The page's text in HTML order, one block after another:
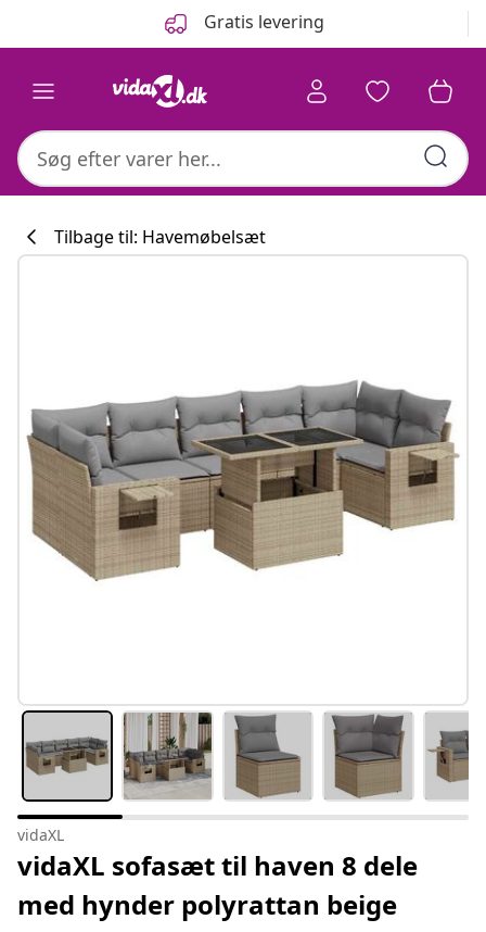
Gratis levering
#sharemevidaxl
Tilbage til: Havemøbelsæt
vidaXL
vidaXL sofasæt til haven 8 dele
med hynder polyrattan beige